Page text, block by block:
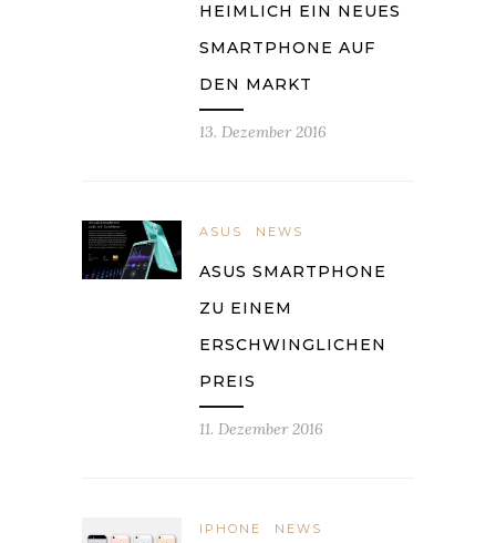
HEIMLICH EIN NEUES
SMARTPHONE AUF
DEN MARKT
13. Dezember 2016
ASUS NEWS
ASUS SMARTPHONE
ZU EINEM
ERSCHWINGLICHEN
PREIS
11. Dezember 2016
IPHONE NEWS